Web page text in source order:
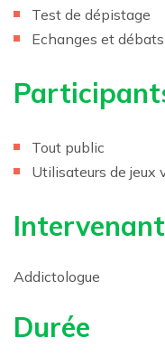
Test de dépistage
Echanges et débats
Tout public
Utilisateurs de jeux
Addictologue
Durée